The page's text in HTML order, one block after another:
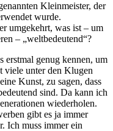
Kleinmeister, der
wurde.
umgekehrt, was ist – um
– „weltbedeutend“?
erstmal genug kennen, um
viele unter den Klugen
Kunst, zu sagen, dass
sind. Da kann ich
wiederholen.
gibt es ja immer
Ich muss immer ein